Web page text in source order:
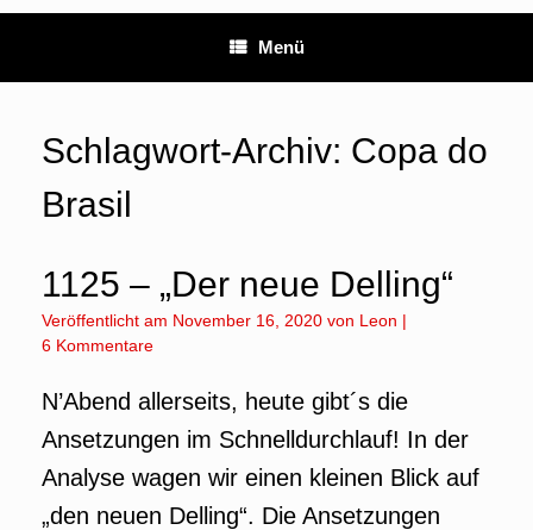
Menü
Schlagwort-Archiv: Copa do
Brasil
1125 – „Der neue Delling“
Veröffentlicht am November 16, 2020 von Leon |
6 Kommentare
N’Abend allerseits, heute gibt´s die
Ansetzungen im Schnelldurchlauf! In der
Analyse wagen wir einen kleinen Blick auf
„den neuen Delling“. Die Ansetzungen